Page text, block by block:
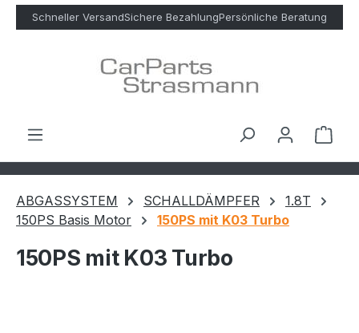
Zum Hauptinhalt springen
Schneller VersandSichere BezahlungPersönliche Beratung
ABGASSYSTEM SCHALLDÄMPFER
1.8T
150PS Basis Motor
150PS mit K03 Turbo
150PS mit K03 Turbo